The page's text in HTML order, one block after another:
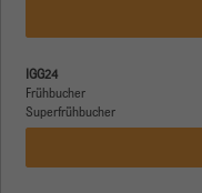
IGG24
Frühbucher
Superfrühbucher